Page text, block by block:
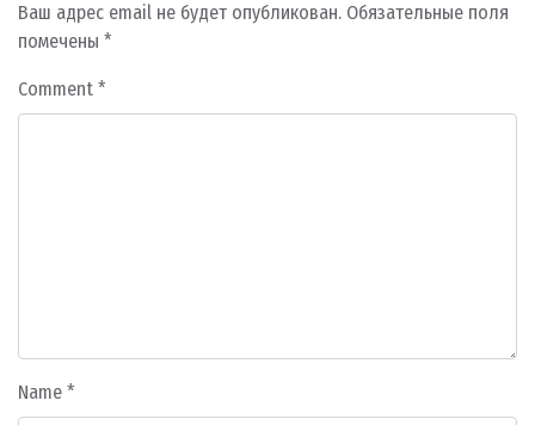
Ваш адрес email не будет опубликован. Обязательные поля
помечены *
Comment *
Name *